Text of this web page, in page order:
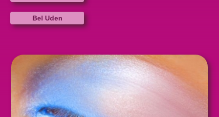
Bel Uden